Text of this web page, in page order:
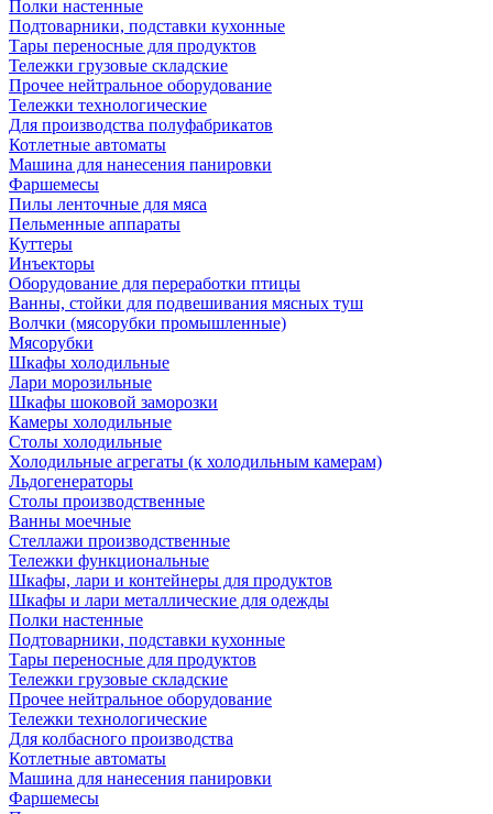
Полки настенные
Подтоварники, подставки кухонные
Тары переносные для продуктов
Тележки грузовые складские
Прочее нейтральное оборудование
Тележки технологические
Для производства полуфабрикатов
Котлетные автоматы
Машина для нанесения панировки
Фаршемесы
Пилы ленточные для мяса
Пельменные аппараты
Куттеры
Инъекторы
Оборудование для переработки птицы
Ванны, стойки для подвешивания мясных туш
Волчки (мясорубки промышленные)
Мясорубки
Шкафы холодильные
Лари морозильные
Шкафы шоковой заморозки
Камеры холодильные
Столы холодильные
Холодильные агрегаты (к холодильным камерам)
Льдогенераторы
Столы производственные
Ванны моечные
Стеллажи производственные
Тележки функциональные
Шкафы, лари и контейнеры для продуктов
Шкафы и лари металлические для одежды
Полки настенные
Подтоварники, подставки кухонные
Тары переносные для продуктов
Тележки грузовые складские
Прочее нейтральное оборудование
Тележки технологические
Для колбасного производства
Котлетные автоматы
Машина для нанесения панировки
Фаршемесы